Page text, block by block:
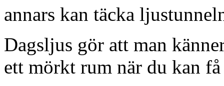
annars kan täcka
Dagsljus gör att man
ett mörkt rum när du kan